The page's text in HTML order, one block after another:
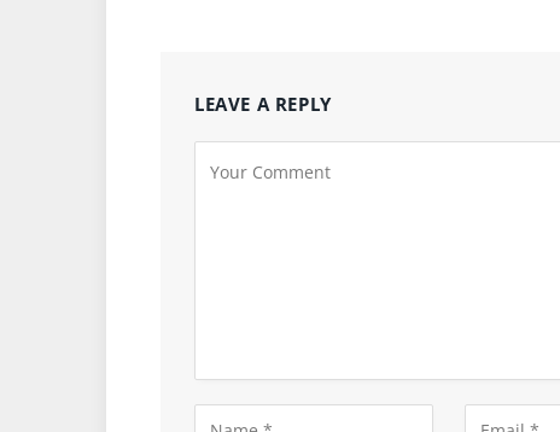
LEAVE A REPLY